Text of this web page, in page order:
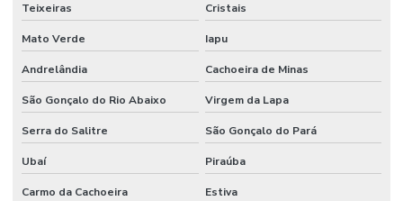
Teixeiras Cristais
Mato Verde Iapu
Andrelândia Cachoeira de Minas
São Gonçalo do Rio Abaixo Virgem da Lapa
Serra do Salitre São Gonçalo do Pará
Ubaí Piraúba
Carmo da Cachoeira Estiva